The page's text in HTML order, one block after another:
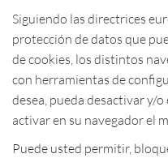
Siguiendo las directrices
protección de datos que
de cookies, los distintos
con herramientas de
desea, pueda desactivar y/
activar en su navegador el
Puede usted permitir,